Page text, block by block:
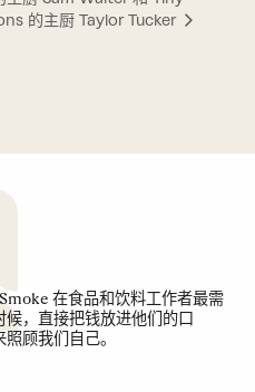
的主厨 Taylor Tucker
在食品和饮料工作者最需
候，直接把钱放进他们的口
顾我们自己。